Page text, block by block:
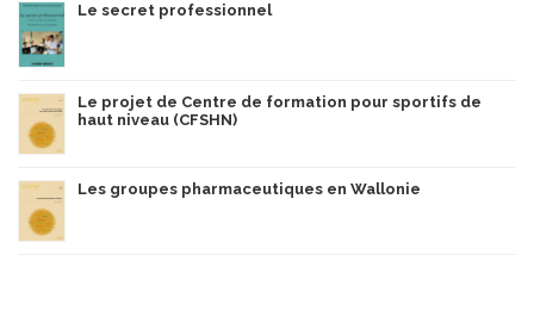
Le secret professionnel
Le projet de Centre de formation pour sportifs de
haut niveau (CFSHN)
Les groupes pharmaceutiques en Wallonie